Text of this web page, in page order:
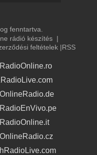
fenntartva.
rádió készítés |
feltételek |RSS